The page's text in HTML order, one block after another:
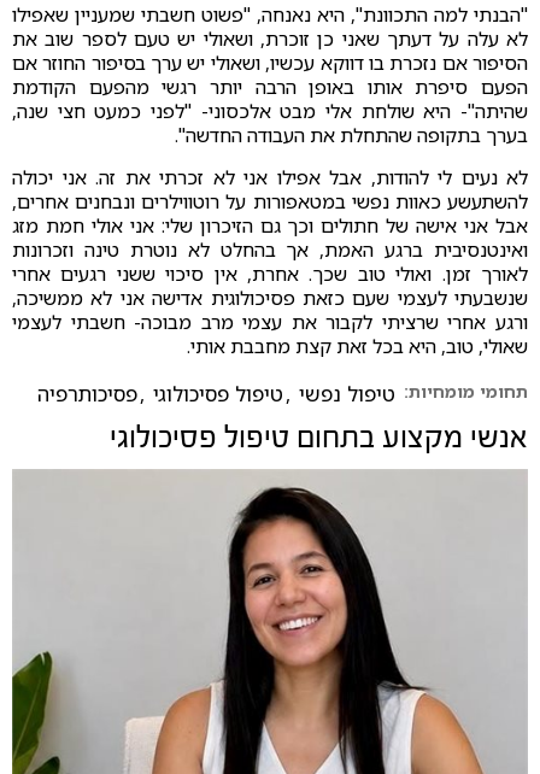
"הבנתי למה התכוונת", היא נאנחה, "פשוט חשבתי שמעניין שאפילו
לא עלה על דעתך שאני כן זוכרת, ושאולי יש טעם לספר שוב את
הסיפור אם נזכרת בו דווקא עכשיו, ושאולי יש ערך בסיפור החוזר אם
הפעם סיפרת אותו באופן הרבה יותר רגשי מהפעם הקודמת
שהיתה"- היא שולחת אלי מבט אלכסוני- "לפני כמעט חצי שנה,
בערך בתקופה שהתחלת את העבודה החדשה".
לא נעים לי להודות, אבל אפילו אני לא זכרתי את זה. אני יכולה
להשתעשע כאוות נפשי במטאפורות על רוטווילרים ונבחנים אחרים,
אבל אני אישה של חתולים וכך גם הזיכרון שלי: אני אולי חמת מזג
ואינטנסיבית ברגע האמת, אך בהחלט לא נוטרת טינה וזכרונות
לאורך זמן. ואולי טוב שכך. אחרת, אין סיכוי ששני רגעים אחרי
שנשבעתי לעצמי שעם כזאת פסיכולוגית אדישה אני לא ממשיכה,
ורגע אחרי שרציתי לקבור את עצמי מרב מבוכה- חשבתי לעצמי
שאולי, טוב, היא בכל זאת קצת מחבבת אותי.
תחומי מומחיות: טיפול נפשי ,טיפול פסיכולוגי ,פסיכותרפיה
אנשי מקצוע בתחום טיפול פסיכולוגי